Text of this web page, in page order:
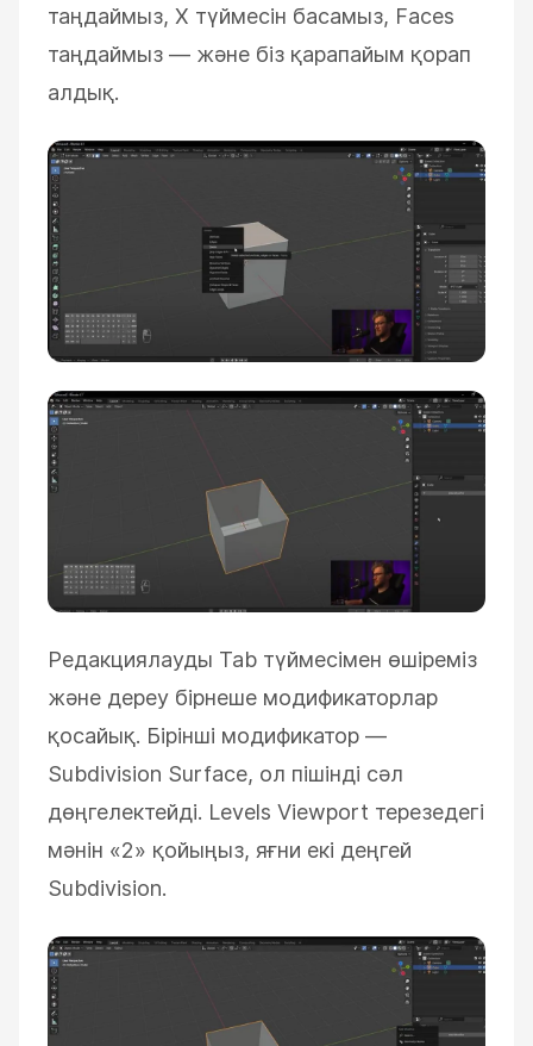
таңдаймыз, X түймесін басамыз, Faces
таңдаймыз — және біз қарапайым қорап
алдық.
Редакциялауды Tab түймесімен өшіреміз
және дереу бірнеше модификаторлар
қосайық. Бірінші модификатор —
Subdivision Surface, ол пішінді сәл
дөңгелектейді. Levels Viewport терезедегі
мәнін «2» қойыңыз, яғни екі деңгей
Subdivision.